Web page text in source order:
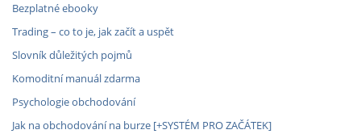
Bezplatné ebooky
Trading – co to je, jak začít a uspět
Slovník důležitých pojmů
Komoditní manuál zdarma
Psychologie obchodování
Jak na obchodování na burze [+SYSTÉM PRO ZAČÁTEK]